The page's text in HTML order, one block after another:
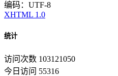
编码：UTF-8
XHTML 1.0
统计
访问次数 103121050
今日访问 55316